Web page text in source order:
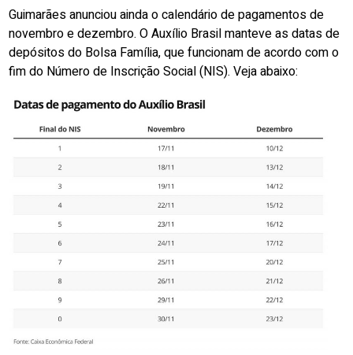
Guimarães anunciou ainda o calendário de pagamentos de
novembro e dezembro. O Auxílio Brasil manteve as datas de
depósitos do Bolsa Família, que funcionam de acordo com o
fim do Número de Inscrição Social (NIS). Veja abaixo: